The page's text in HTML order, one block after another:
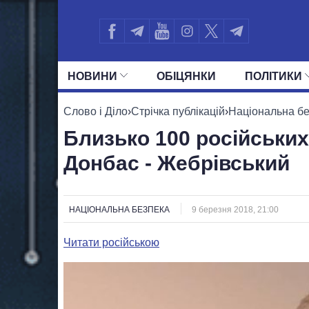
НОВИНИ ОБIЦЯНКИ ПОЛIТИКИ
УСІ ПОЛІТИКИ ПРЕЗИДЕНТ І
Слово і Діло›Стрічка публікацій›Національна
Близько 100
Донбас - Жебрівський
НАЦІОНАЛЬНА БЕЗПЕКА 9 березня 2018, 21:00
Читати російською